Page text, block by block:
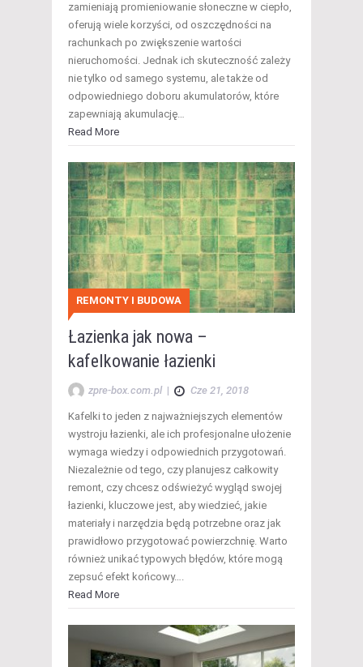
zamieniają promieniowanie słoneczne w ciepło,
oferują wiele korzyści, od oszczędności na
rachunkach po zwiększenie wartości
nieruchomości. Jednak ich skuteczność zależy
nie tylko od samego systemu, ale także od
odpowiedniego doboru akumulatorów, które
zapewniają akumulację…
Read More
REMONTY I BUDOWA
Łazienka jak nowa –
kafelkowanie łazienki
zpre-box.com.pl | Cze 21, 2018
Kafelki to jeden z najważniejszych elementów
wystroju łazienki, ale ich profesjonalne ułożenie
wymaga wiedzy i odpowiednich przygotowań.
Niezależnie od tego, czy planujesz całkowity
remont, czy chcesz odświeżyć wygląd swojej
łazienki, kluczowe jest, aby wiedzieć, jakie
materiały i narzędzia będą potrzebne oraz jak
prawidłowo przygotować powierzchnię. Warto
również unikać typowych błędów, które mogą
zepsuć efekt końcowy….
Read More